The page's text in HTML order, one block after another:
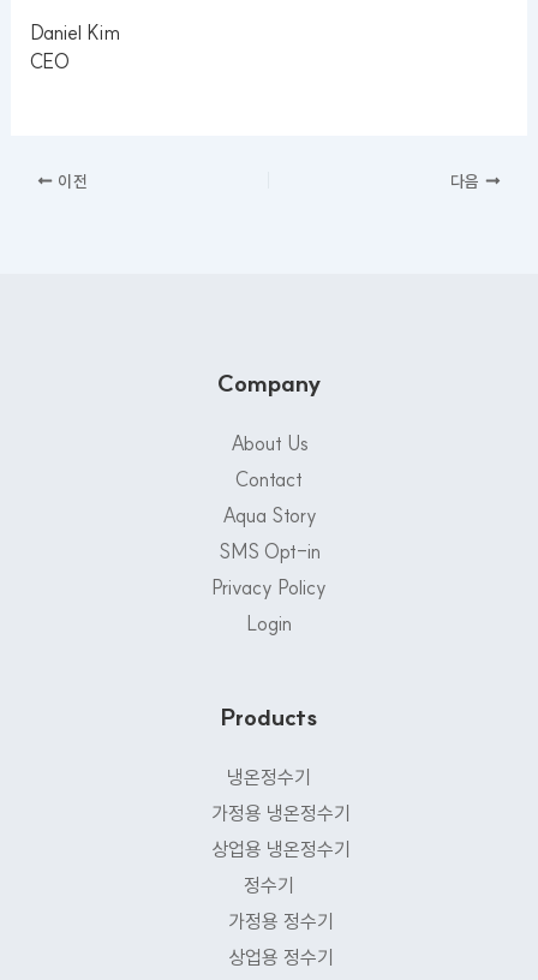
Daniel Kim
CEO
이전 다음
Company
About Us
Contact
Aqua Story
SMS Opt-in
Privacy Policy
Login
Products
냉온정수기
가정용 냉온정수기
상업용 냉온정수기
정수기
가정용 정수기
상업용 정수기